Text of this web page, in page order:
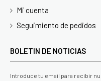
Mi cuenta
Seguimiento de pedidos
BOLETIN DE NOTICIAS
Introduce tu email para recibir